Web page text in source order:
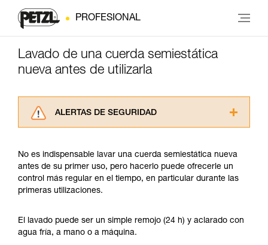
PROFESIONAL
Lavado de una cuerda semiestática
nueva antes de utilizarla
ALERTAS DE SEGURIDAD
consultarlo. Usted debe comprender la
información de la ficha técnica para poder
comprender este complemento informativo.
Dominar estas técnicas requiere una formación
través de un profesional su capacidad para
ejecutar estas técnicas, solo y con total
No es indispensable lavar una cuerda semiestática nueva
antes de su primer uso, pero hacerlo puede ofrecerle un
control más regular en el tiempo, en particular durante las
primeras utilizaciones.
El lavado puede ser un simple remojo (24 h) y aclarado con
agua fría, a mano o a máquina.